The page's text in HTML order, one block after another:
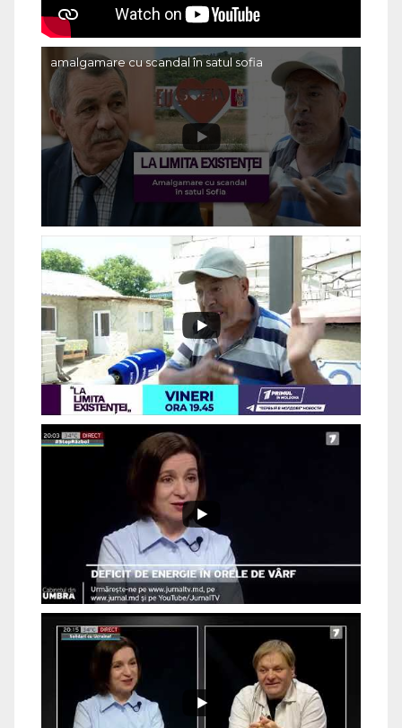
amalgamare cu scandal în satul sofia